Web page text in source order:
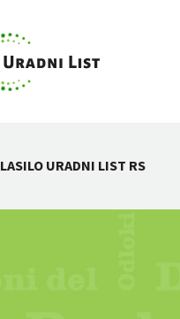
LASILO URADNI LIST RS